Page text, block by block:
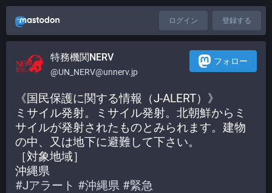
ログイン 登録する
特務機関NERV
@UN_NERV@unnerv.jp
フォロー
《国民保護に関する情報（J-ALERT）》
ミサイル発射。ミサイル発射。北朝鮮からミ
サイルが発射されたものとみられます。建物
の中、又は地下に避難して下さい。
［対象地域］
沖縄県
#Jアラート #沖縄県 #緊急